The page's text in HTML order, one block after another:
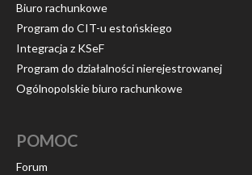
Biuro rachunkowe
Program do CIT-u estońskiego
Integracja z KSeF
Program do działalności nierejestrowanej
Ogólnopolskie biuro rachunkowe
POMOC
Forum